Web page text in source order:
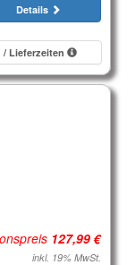
Details
/ Lieferzeiten
inkl. 19% MwSt.